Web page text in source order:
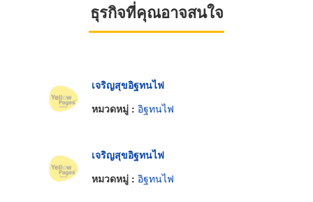
ธุรกิจที่คุณอาจสนใจ
เจริญสุขอิฐทนไฟ
หมวดหมู่ : อิฐทนไฟ
เจริญสุขอิฐทนไฟ
หมวดหมู่ : อิฐทนไฟ